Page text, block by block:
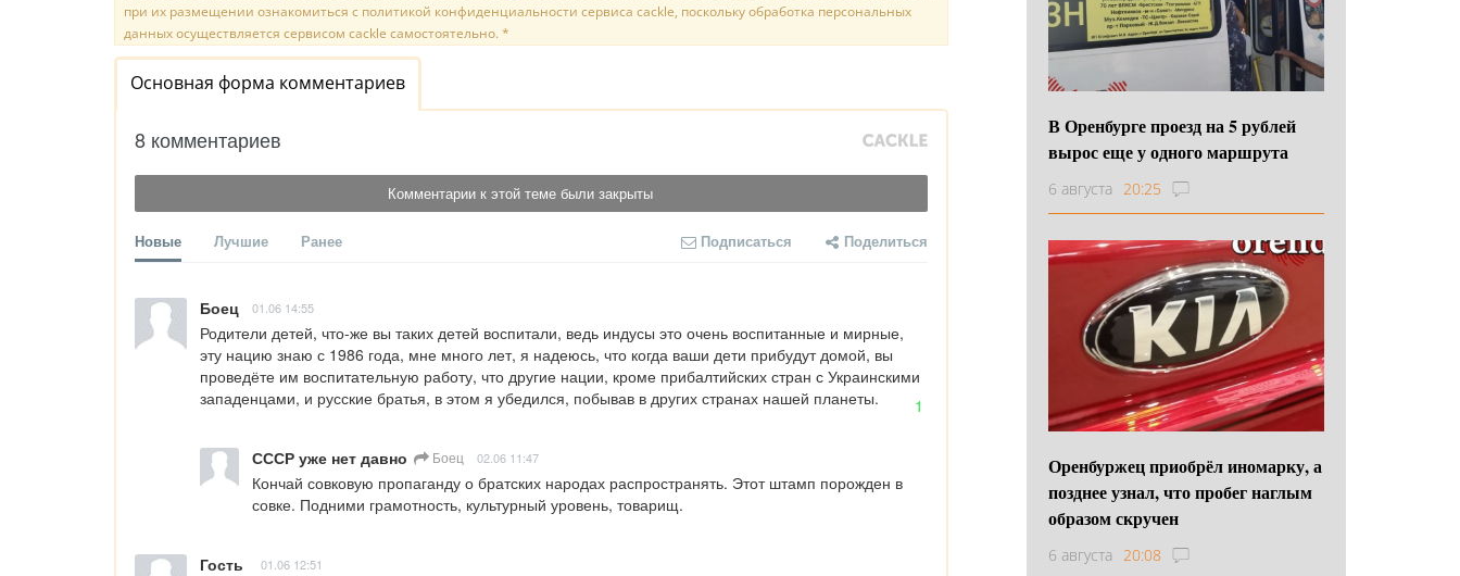
при их размещении ознакомиться с политикой конфиденциальности сервиса cackle, поскольку обработка персональных
данных осуществляется сервисом cackle самостоятельно. *
Основная форма комментариев
8 комментариев
Комментарии к этой теме были закрыты
Новые Лучшие Ранее Подписаться Поделиться
Боец 01.06 14:55
Родители детей, что-же вы таких детей воспитали, ведь индусы это очень воспитанные и мирные,
эту нацию знаю с 1986 года, мне много лет, я надеюсь, что когда ваши дети прибудут домой, вы
проведёте им воспитательную работу, что другие нации, кроме прибалтийских стран с Украинскими
западенцами, и русские братья, в этом я убедился, побывав в других странах нашей планеты.
1
СССР уже нет давно Боец 02.06 11:47
Кончай совковую пропаганду о братских народах распространять. Этот штамп порожден в
совке. Подними грамотность, культурный уровень, товарищ.
Гость 01.06 12:51
В Оренбурге проезд на 5 рублей
вырос еще у одного маршрута
6 августа 20:25
Оренбуржец приобрёл иномарку, а
позднее узнал, что пробег наглым
образом скручен
6 августа 20:08